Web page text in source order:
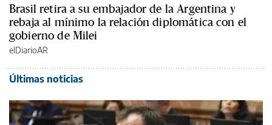
Brasil retira a su embajador de la Argentina y
rebaja al mínimo la relación diplomática con el
gobierno de Milei
elDiarioAR
Últimas noticias